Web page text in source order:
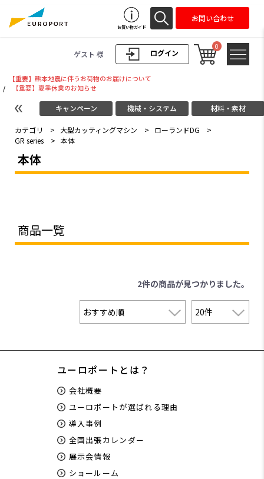
ログイン
ゲスト 様
0
お買い物ガイド
お問い合わせ
【重要】熊本地震に伴うお荷物のお届けについて
/
【重要】夏季休業のお知らせ
キャンペーン 機械・システム 材料・素材
カテゴリ > 大型カッティングマシン > ローランドDG
>
GR series
> 本体
本体
商品一覧
2件の商品が見つかりました。
ユーロポートとは？
会社概要
ユーロポートが選ばれる理由
導入事例
全国出張カレンダー
展示会情報
ショールーム